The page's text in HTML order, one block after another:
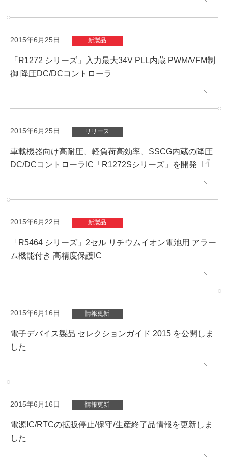
2015年6月25日 新製品
「R1272 シリーズ」入力最大34V PLL内蔵 PWM/VFM制
御 降圧DC/DCコントローラ
2015年6月25日 リリース
車載機器向け高耐圧、軽負荷高効率、SSCG内蔵の降圧
DC/DCコントローラIC「R1272Sシリーズ」を開発
2015年6月22日 新製品
「R5464 シリーズ」2セル リチウムイオン電池用 アラー
ム機能付き 高精度保護IC
2015年6月16日 情報更新
電子デバイス製品 セレクションガイド 2015 を公開しま
した
2015年6月16日 情報更新
電源IC/RTCの拡販停止/保守/生産終了品情報を更新しま
した